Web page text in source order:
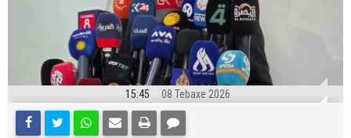
15:45 08 Tebaxe 2026